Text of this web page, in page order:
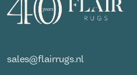
sales@flairrugs.nl